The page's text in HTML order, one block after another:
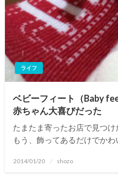
ライフ
ベビーフィート（Baby
赤ちゃん大喜びだった
たまたま寄ったお店で見つけ
もう、飾ってあるだけでか
投
2014/01/20 shozo